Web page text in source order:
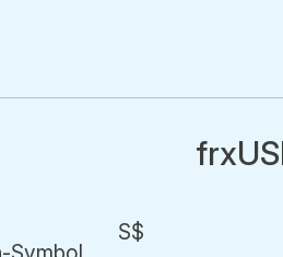
S$